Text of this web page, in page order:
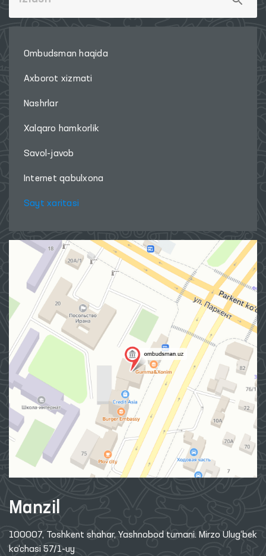
Ombudsman haqida
Axborot xizmati
Nashrlar
Xalqaro hamkorlik
Savol-javob
Internet qabulxona
Sayt xaritasi
Manzil
100007, Toshkent shahar, Yashnobod tumani. Mirzo Ulug‘bek
ko‘chasi 57/1-uy